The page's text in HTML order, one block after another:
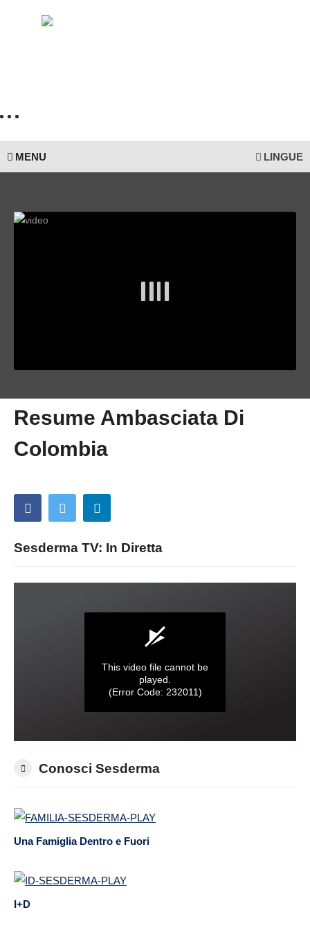
MENU LINGUE
Resume Ambasciata Di
Colombia
Sesderma TV: In Diretta
Conosci Sesderma
Una Famiglia Dentro e Fuori
I+D